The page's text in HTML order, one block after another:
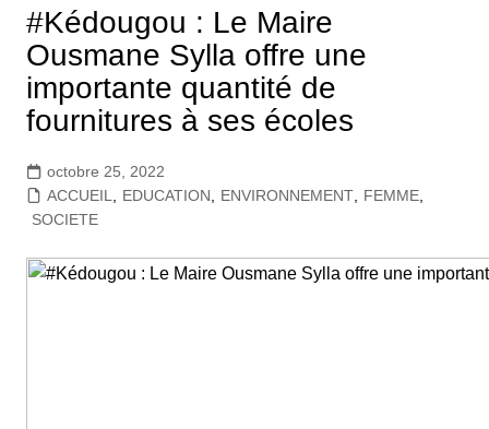
#Kédougou : Le Maire
Ousmane Sylla offre une
importante quantité de
fournitures à ses écoles
octobre 25, 2022
ACCUEIL
EDUCATION ENVIRONNEMENT, FEMME,
SOCIETE